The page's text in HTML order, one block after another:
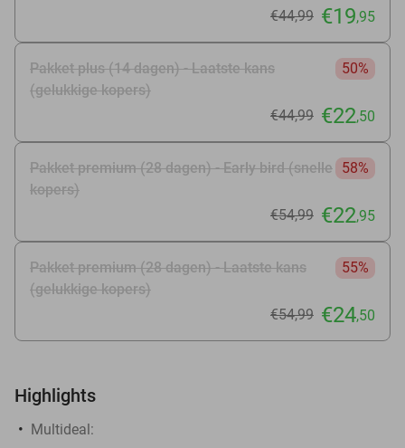
€44,99 €19,95
Pakket plus (14 dagen) - Laatste kans
(gelukkige kopers)
50%
€44,99 €22,50
Pakket premium (28 dagen) - Early bird (snelle
kopers)
58%
€54,99 €22,95
Pakket premium (28 dagen) - Laatste kans
(gelukkige kopers)
55%
€54,99 €24,50
Highlights
Multideal: